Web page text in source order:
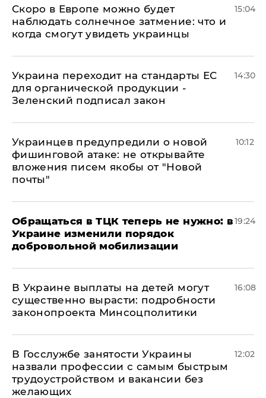
Скоро в Европе можно будет
наблюдать солнечное затмение: что и
когда смогут увидеть украинцы
15:04
Украина переходит на стандарты ЕС
для органической продукции -
Зеленский подписал закон
14:30
Украинцев предупредили о новой
фишинговой атаке: не открывайте
вложения писем якобы от "Новой
почты"
10:12
Обращаться в ТЦК теперь не нужно: в
Украине изменили порядок
добровольной мобилизации
19:24
В Украине выплаты на детей могут
существенно вырасти: подробности
законопроекта Минсоцполитики
16:08
В Госслужбе занятости Украины
назвали профессии с самым быстрым
трудоустройством и вакансии без
желающих
12:02